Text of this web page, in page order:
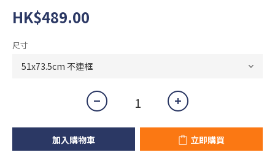
HK$489.00
尺寸
加入購物車 立即購買